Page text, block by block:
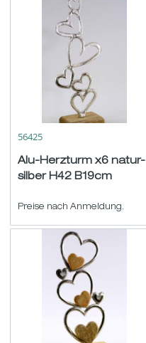
56425
Alu-Herzturm x6 natur-
silber H42 B19cm
Preise nach Anmeldung.